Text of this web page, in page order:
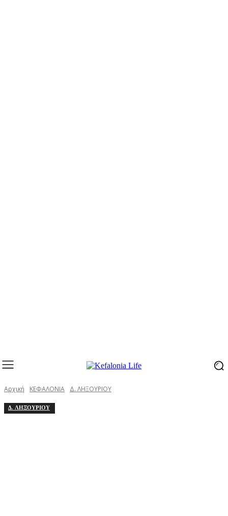
Αρχική ΚΕΦΑΛΟΝΙΑ Δ. ΛΗΞΟΥΡΙΟΥ
Δ. ΛΗΞΟΥΡΙΟΥ